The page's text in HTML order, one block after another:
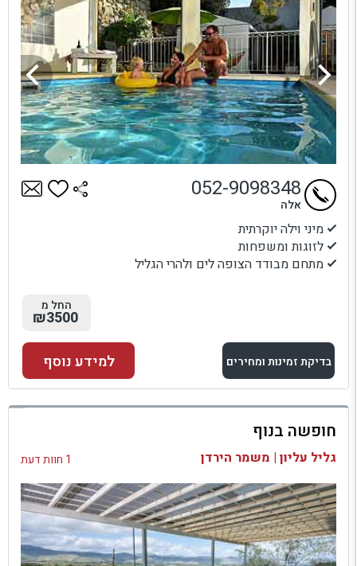
מיני וילה יוקרתית
לזוגות ומשפחות
מתחם מבודד הצופה לים ולהרי הגליל
052-9098348
אלה
החל מ
₪3500
בדיקת זמינות ומחירים
למתחם זה
בדיקת זמינות ומחירים
למידע נוסף
חופשה בנוף
גליל עליון | משמר הירדן 1 חוות דעת